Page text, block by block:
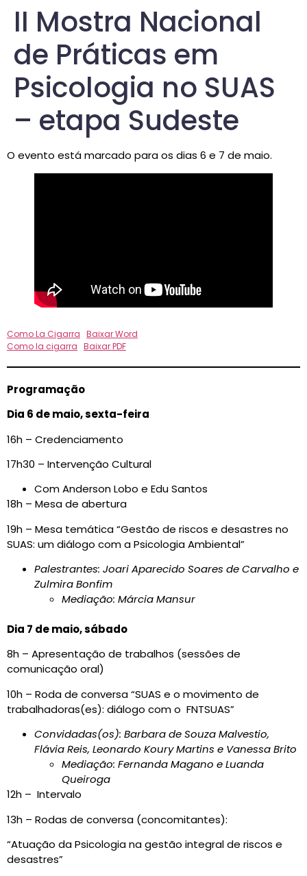
II Mostra Nacional
de Práticas em
Psicologia no SUAS
– etapa Sudeste
O evento está marcado para os dias 6 e 7 de maio.
Como La Cigarra Baixar Word
Como la cigarra Baixar PDF
Programação
Dia 6 de maio, sexta-feira
16h – Credenciamento
17h30 – Intervenção Cultural
Com Anderson Lobo e Edu Santos
18h – Mesa de abertura
19h – Mesa temática “Gestão de riscos e desastres no
SUAS: um diálogo com a Psicologia Ambiental”
Palestrantes: Joari Aparecido Soares de Carvalho e
Zulmira Bonfim
Mediação: Márcia Mansur
Dia 7 de maio, sábado
8h – Apresentação de trabalhos (sessões de
comunicação oral)
10h – Roda de conversa “SUAS e o movimento de
trabalhadoras(es): diálogo com o FNTSUAS”
Convidadas(os): Barbara de Souza Malvestio,
Flávia Reis, Leonardo Koury Martins e Vanessa Brito
Mediação: Fernanda Magano e Luanda
Queiroga
12h – Intervalo
13h – Rodas de conversa (concomitantes):
“Atuação da Psicologia na gestão integral de riscos e
desastres”